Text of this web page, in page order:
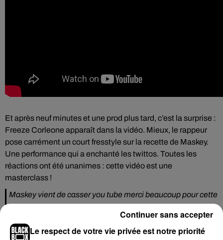
Et après neuf minutes et une prod plus tard, c’est la surprise :
Freeze Corleone apparaît dans la vidéo. Mieux, le rappeur
pose carrément un court fresstyle sur la recette de Maskey.
Une performance qui a enchanté les twittos. Toutes les
réactions ont été unanimes : cette vidéo est une
masterclass !
Maskey vient de casser you tube merci beaucoup pour cette
recette
— Amine �x�~�xR� (@AmineMaTue)
2021 Le respect de votre vie privée est notre priorité
Continuer sans accepter